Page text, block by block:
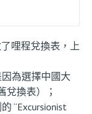
哩程兌換表，上
為選擇中國大
兌換表）；
“Excursionist